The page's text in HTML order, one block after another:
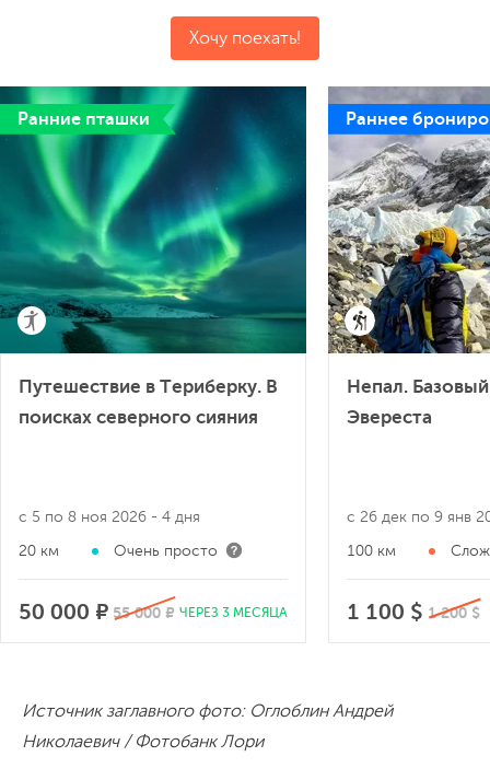
Хочу поехать!
Ранние пташки
Путешествие в Териберку. В
поисках северного сияния
с 5 по 8 ноя 2026 - 4 дня
20 км Очень просто
50 000 ₽ 55 000 ₽ ЧЕРЕЗ 3 МЕСЯЦА
Раннее
Непал. Базовый
Эвереста
с 26 дек по 9 янв
100 км
1 100 $ 1 200 $
Источник заглавного фото: Оглоблин Андрей
Николаевич / Фотобанк Лори